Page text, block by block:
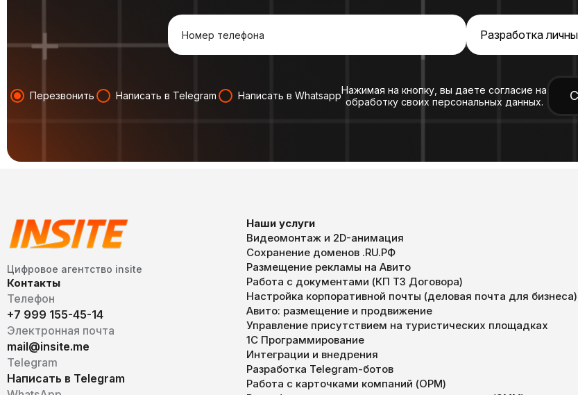
Перезвонить Написать в Telegram Написать в WhatsappНажимая на кнопку, вы даете согласие на
обработку своих персональных данных.
Цифровое агентство insite
Контакты
Телефон
+7 999 155-45-14
Электронная почта
mail@insite.me
Telegram
Написать в Telegram
Наши услуги
Видеомонтаж и 2D-анимация
Сохранение доменов .RU.РФ
Размещение рекламы на Авито
Работа с документами (КП ТЗ Договора)
Настройка корпоративной почты (деловая почта для бизнеса)
Авито: размещение и продвижение
Управление присутствием на туристических площадках
1С Программирование
Интеграции и внедрения
Разработка Telegram-ботов
Работа с карточками компаний (ОРМ)